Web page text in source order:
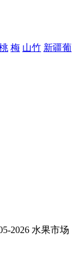
梅 山竹 新疆葡
2026 水果市场